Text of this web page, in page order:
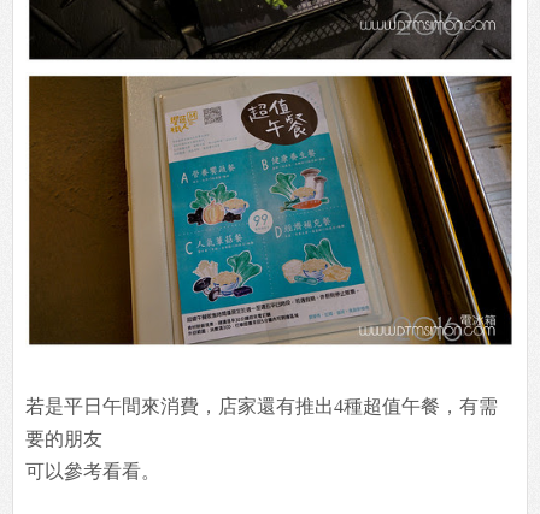
若是平日午間來消費，店家還有推出4種超值午餐，有需
要的朋友
可以參考看看。